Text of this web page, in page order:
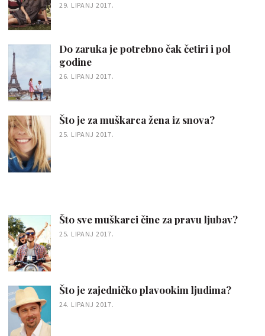
29. LIPANJ 2017.
Do zaruka je potrebno čak četiri i pol
godine
26. LIPANJ 2017.
Što je za muškarca žena iz snova?
25. LIPANJ 2017.
Što sve muškarci čine za pravu ljubav?
25. LIPANJ 2017.
Što je zajedničko plavookim ljudima?
24. LIPANJ 2017.